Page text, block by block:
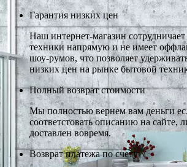
Гарантия низких цен
Наш интернет-магазин
техники напрямую и не имеет
шоу-румов, что позволяет
низких цен на рынке бытовой
Полный возврат стоимости
Мы полностью вернем вам деньги
соответстовать описанию на сайте,
доставлен вовремя.
Возврат платежа по счету